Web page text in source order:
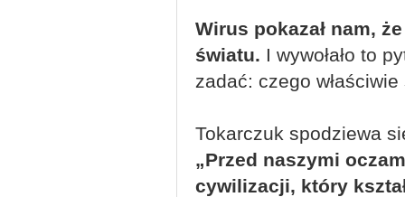
Wirus pokazał nam,
światu. I wywołało to
zadać: czego
Tokarczuk spodziewa
„Przed naszymi
cywilizacji, który